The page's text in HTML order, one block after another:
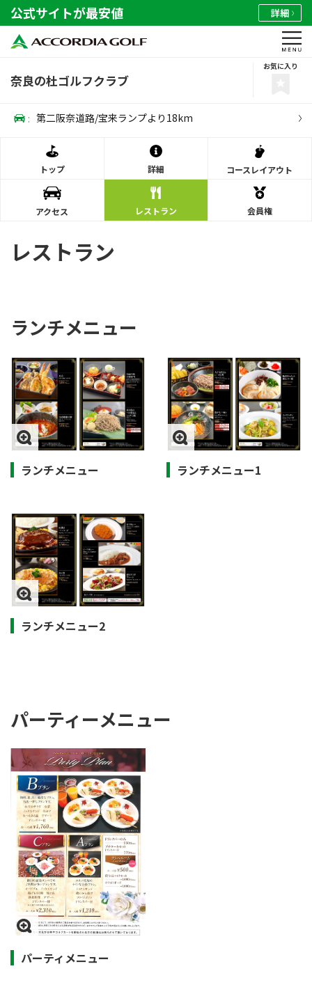
公式サイトが最安値 詳細
奈良の杜ゴルフクラブ
お気に入り
: 第二阪奈道路/宝来ランプより18km
トップ 詳細 コースレイアウト
アクセス レストラン 会員権
レストラン
ランチメニュー
ランチメニュー ランチメニュー1
ランチメニュー2
パーティーメニュー
パーティメニュー